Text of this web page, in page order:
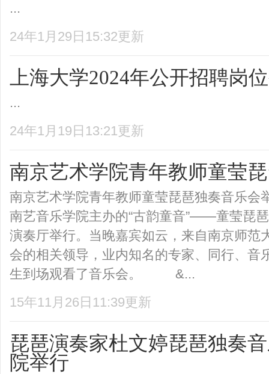
...
24年1月29日15:32更新
上海大学2024年公开招聘岗
...
24年1月19日13:21更新
南京艺术学院青年教师童莹
南京艺术学院青年教师童莹琵琶独奏音乐
南艺音乐学院主办的“古韵童音”——童莹琵
演奏厅举行。当晚嘉宾如云，来自南京师范
会的相关领导，业内知名的专家、同行、音
生到场观看了音乐会。 &...
15年11月26日11:39更新
琵琶演奏家杜文婷琵琶独奏
院举行